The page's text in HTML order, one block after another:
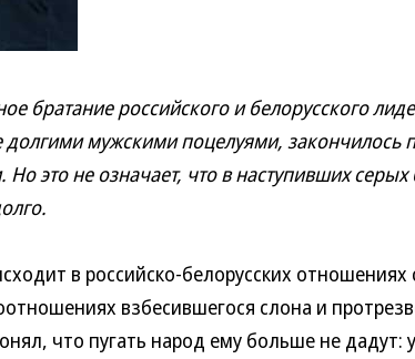
братание российского и белорусского
долгими мужскими поцелуями, закончилось
это не означает, что в наступивших серых
в российско-белорусских отношениях
взбесившегося слона и
что пугать народ ему больше не дадут: